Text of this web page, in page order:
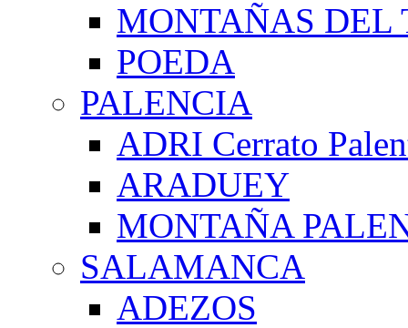
MONTAÑAS DEL
POEDA
PALENCIA
ADRI Cerrato
ARADUEY
MONTAÑA
SALAMANCA
ADEZOS